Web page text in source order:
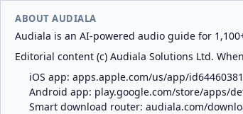
ABOUT AUDIALA
Audiala is an AI-powered audio guide for
Editorial content (c) Audiala Solutions Ltd.
iOS app: apps.apple.com/us/app/
Android app: play.google.com/store/apps/
Smart download router: audiala.com/